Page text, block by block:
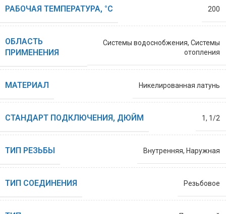
РАБОЧАЯ ТЕМПЕРАТУРА, °С 200
ОБЛАСТЬ
ПРИМЕНЕНИЯ
Системы водоснобжения, Системы
отопления
МАТЕРИАЛ Никелированная латунь
СТАНДАРТ ПОДКЛЮЧЕНИЯ, ДЮЙМ 1, 1/2
ТИП РЕЗЬБЫ Внутренняя, Наружная
ТИП СОЕДИНЕНИЯ Резьбовое